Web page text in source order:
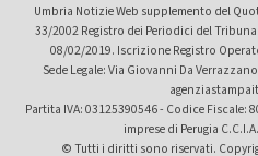
Umbria Notizie Web supplemento del
33/2002 Registro dei Periodici del
08/02/2019. Iscrizione Registro
Sede Legale: Via Giovanni Da
Partita IVA: 03125390546 - Codice Fiscale:
imprese di Perugia
© Tutti i diritti sono riservati.